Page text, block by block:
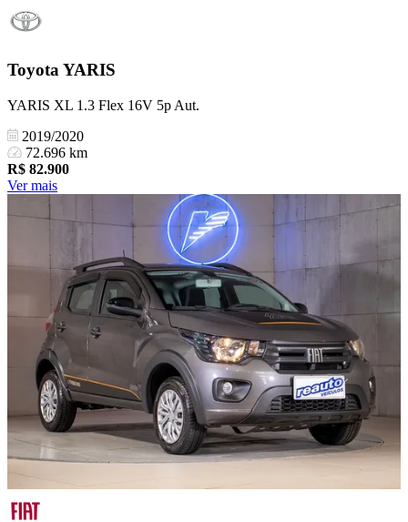
Toyota YARIS
YARIS XL 1.3 Flex 16V 5p Aut.
2019/2020
72.696 km
R$ 82.900
Ver mais